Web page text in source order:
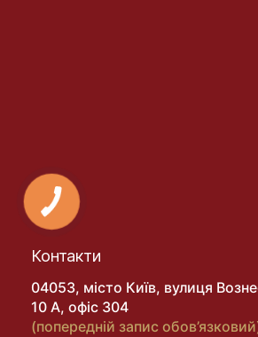
Контакти
04053, місто Київ, вулиця
10 А, офіс 304
(попередній запис